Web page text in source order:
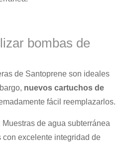
bombas de
de Santoprene son ideales
nuevos cartuchos de
fácil reemplazarlos.
Muestras de agua subterránea
excelente integridad de